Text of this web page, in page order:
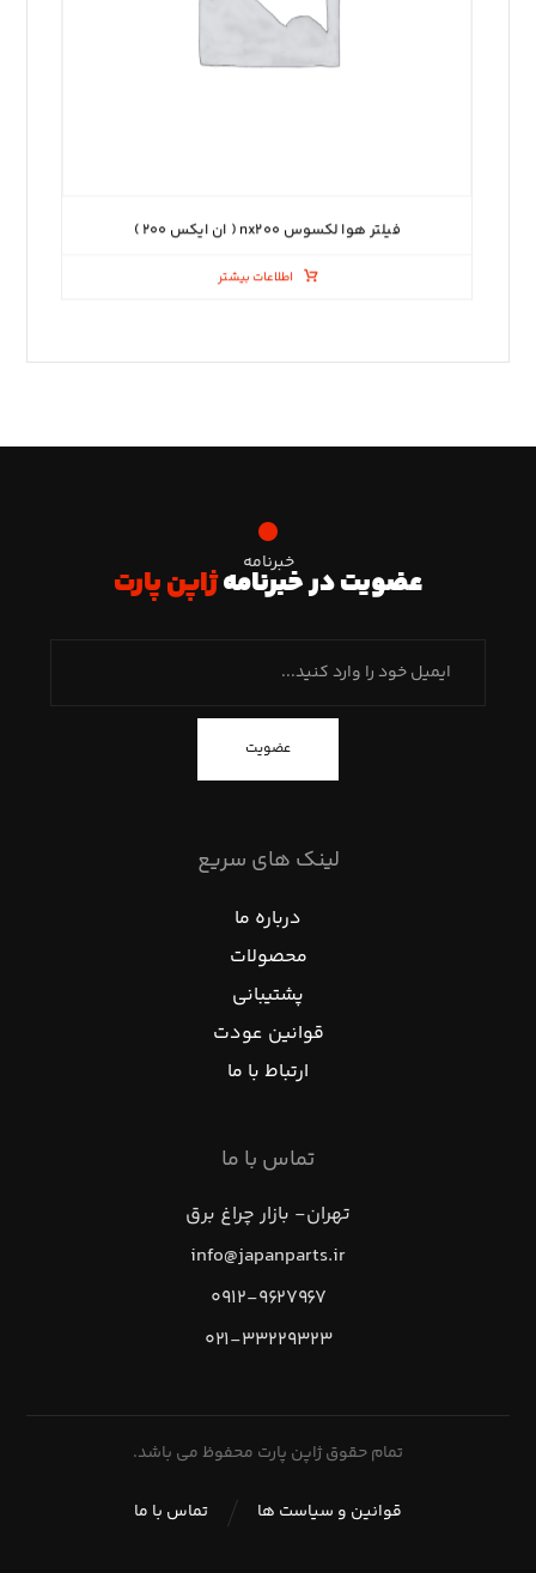
فیلتر هوا لکسوس nx۲۰۰ ( ان ایکس ۲۰۰ )
اطلاعات بیشتر
خبرنامه
عضویت در خبرنامهژاپن پارت
عضویت
لینک های سریع
درباره ما
محصولات
پشتیبانی
قوانین عودت
ارتباط با ما
تماس با ما
تهران- بازار چراغ برق
info@japanparts.ir
۰۹۱۲-۹۶۲۷۹۶۷
۰۲۱-۳۳۲۲۹۳۲۳
تمام حقوق ژاپن پارت محفوظ می باشد.
تماس با ما قوانین و سیاست ها